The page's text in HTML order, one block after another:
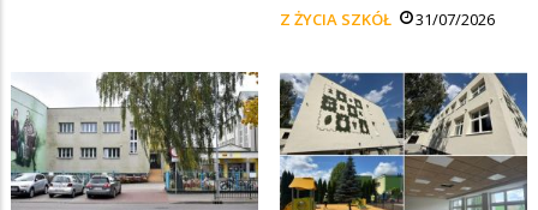
Z ŻYCIA SZKÓŁ 31/07/2026